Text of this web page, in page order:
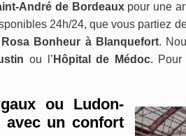
André de Bordeauxpour une
24h/24, que vous partiez
Bonheur à Blanquefort.
ou l’ Hôpital de Médoc. Pour
ou Ludon-
avec un confort